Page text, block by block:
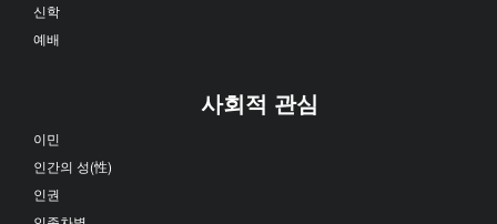
신학
예배
사회적 관심
이민
인간의 성(性)
인권